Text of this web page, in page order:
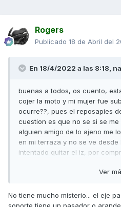
Rogers
Publicado 18 de Abril del
En 18/4/2022 a las 8:18,
buenas a todos, os cuento,
cojer la moto y mi mujer fue
ocurre??, pues el reposapies
cuestion es que no se si se
alguien amigo de lo ajeno me
en mi terraza y no se ve
intentado quitar el iz, por
pletina, como si fuera un tope,
que no encuentro el repuesto
asin no puede subirse, aver si
Ver
No tiene mucho misterio... el eje